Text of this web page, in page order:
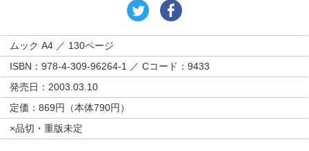
ムック A4 ／ 130ページ
ISBN：978-4-309-96264-1 ／ Cコード：9433
発売日：2003.03.10
定価：869円（本体790円）
×品切・重版未定